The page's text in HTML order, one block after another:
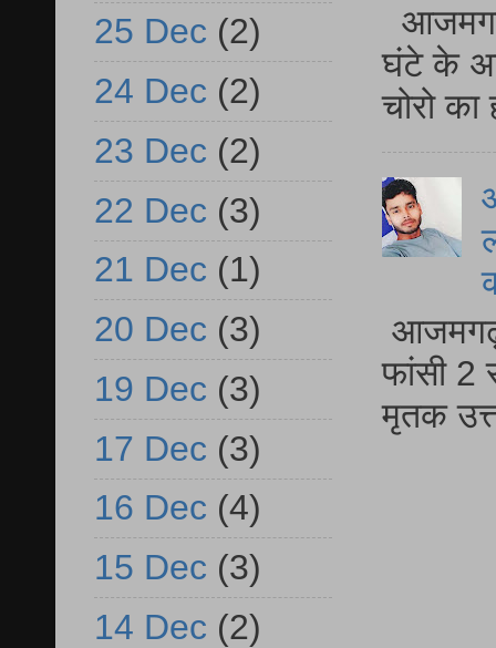
घंटे के
चोरो
आजमगढ़
फांसी 2
मृतक
25 Dec (2)
24 Dec (2)
23 Dec (2)
22 Dec (3)
21 Dec (1)
20 Dec (3)
19 Dec (3)
17 Dec (3)
16 Dec (4)
15 Dec (3)
14 Dec (2)